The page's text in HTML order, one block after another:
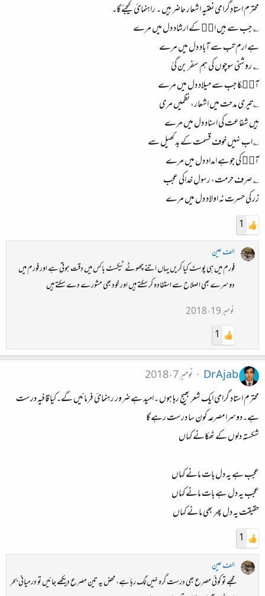
محترم استادِگرامی نعتیہ اشعار حاضر ہیں ۔ راہنمائ کیجئے گا۔
؎ جب سے ہیں انۖ کے ارشاد دل میں مرے
ہے ارم تب سے آباد دل میں مرے
؎ روشنی سوچوں کی ہم سفر بن گئ
آپۖکا جب سے میلاد دل میں مرے
؎تیری مدحت میں اشعار، نظمیں مری
ہیں شفاعت کی اسناد دل میں مرے
؎اب نہیں خوف قسمت کے بد کھیل سے
آپۖ کی جوہے امداد دل میں مرے
؎ صرف حرمت، رسولِ خداکی عجب
زر کی حسرت نہ اولاد دل میں مرے
1
الف عین
فورم میں ہی پوسٹ کیا کریں یہاں اتنے چھوٹے ٹیکسٹ باکس میں دقت ہوتی ہے اور فورم میں
دوسرے بھی اصلاح سے استفادہ کر سکتے ہیں اور خود بھی مشورے دے سکتے ہیں
نومبر 19، 2018
1
Dr Ajab
نومبر 7، 2018
محترم استادِ گرامی ایک شعر بھیج رہا ہوں ۔امید ہے ضرور رہنمائ فرمائیں گے۔کیا قافیہ درست
ہے۔دوسرا مصرعہ کون سا درست رہے گا
شکستہ دلوں کے ٹھکانے کہاں
عجب ہے یہ دل بات مانے کہاں
عجب یہ دل ہے بات مانے کہاں
حقیقت یہ دل پھر بھی مانے کہاں
1
الف عین
مجھے تو کوئی مصرع بھی درست گرہ نہیں لگ رہا ہے، محض یہ تین مصرع دیکھے جائیں تو درمیانی بحر